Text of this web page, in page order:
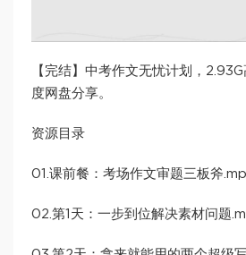
【完结】中考作文无忧计划，
度网盘分享。
资源目录
01.课前餐：考场作文审题三板斧
02.第1天：一步到位解决素材问题